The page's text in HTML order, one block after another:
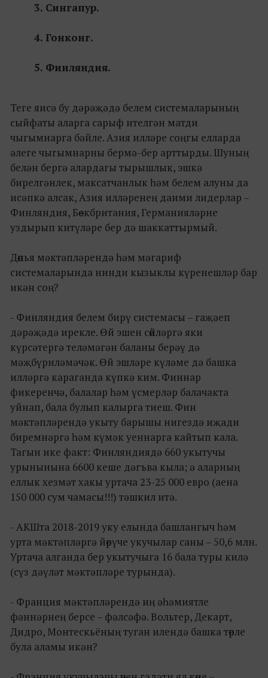
3. Сингапур.
4. Гонконг.
5. Финляндия.
Теге яисә бу дәрәҗәдә белем системаларының
сыйфаты аларга сарыф ителгән матди
чыгымнарга бәйле. Азия илләре соңгы елларда
әлеге чыгымнарны бермә-бер арттырды. Шуның
белән бергә алардагы тырышлык, эшкә
бирелгәнлек, максатчанлык һәм белем алуны да
исәпкә алсак, Азия илләренең даими лидерлар –
Финляндия, Бөекбритания, Германияләрне
уздырып китүләре бер дә шаккаттырмый.
Дөнья мәктәпләрендә һәм мәгариф
системаларында нинди кызыклы күренешләр бар
икән соң?
- Финляндия белем бирү системасы – гаҗәеп
дәрәҗәдә ирекле. Өй эшен сөйләргә яки
күрсәтергә теләмәгән баланы берәү дә
мәҗбүриләмәчәк. Өй эшләре күләме дә башка
илләргә караганда күпкә ким. Финнар
фикеренчә, балалар һәм үсмерләр балачакта
уйнап, бала булып калырга тиеш. Фин
мәктәпләрендә укыту барышы нигездә иҗади
биремнәргә һәм күмәк уеннарга кайтып кала.
Тагын ике факт: Финляндиядә 660 укытучы
урынынына 6600 кеше дәгъва кыла; ә аларның
еллык хезмәт хакы уртача 23-25 000 евро (аена
150 000 сум чамасы!!!) тәшкил итә.
- АКШта 2018-2019 уку елында башлангыч һәм
урта мәктәпләргә йөрүче укучылар саны – 50,6 млн.
Уртача алганда бер укытучыга 16 бала туры килә
(сүз дәүләт мәктәпләре турында).
- Франция мәктәпләрендә иң әһәмиятле
фәннәрнең берсе – фәлсәфә. Вольтер, Декарт,
Дидро, Монтескьёның туган илендә башка төрле
була аламы икән?